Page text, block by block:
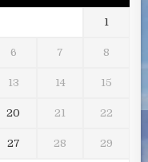
1
6 7 8
13 14 15
20 21 22
27 28 29